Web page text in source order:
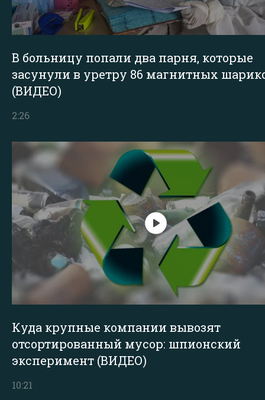
В больницу попали два парня, которые
засунули в уретру 86 магнитных
(ВИДЕО)
2:26
Куда крупные компании вывозят
отсортированный мусор: шпионский
эксперимент (ВИДЕО)
10:21